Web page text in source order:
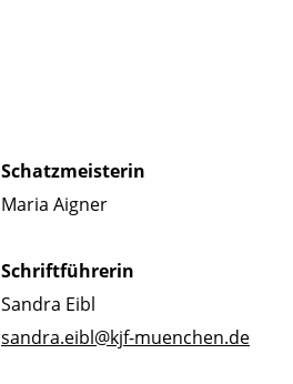
Schatzmeisterin
Maria Aigner
Schriftführerin
Sandra Eibl
sandra.eibl@kjf-muenchen.de